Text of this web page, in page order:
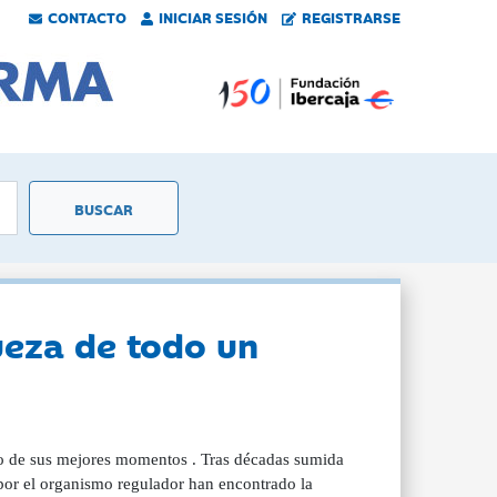
CONTACTO INICIAR SESIÓN REGISTRARSE
de todo un
sus mejores momentos . Tras décadas sumida
el organismo regulador han encontrado la